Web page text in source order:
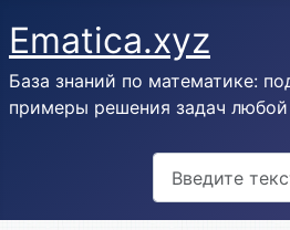
Ematica.xyz
База знаний по математике:
примеры решения задач